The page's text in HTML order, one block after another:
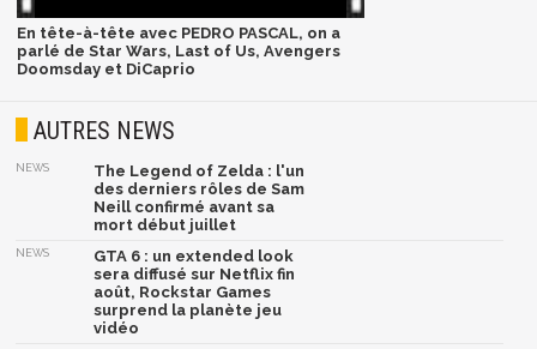
En tête-à-tête avec PEDRO PASCAL, on a
parlé de Star Wars, Last of Us, Avengers
Doomsday et DiCaprio
AUTRES NEWS
NEWS
The Legend of Zelda : l'un
des derniers rôles de Sam
Neill confirmé avant sa
mort début juillet
NEWS
GTA 6 : un extended look
sera diffusé sur Netflix fin
août, Rockstar Games
surprend la planète jeu
vidéo